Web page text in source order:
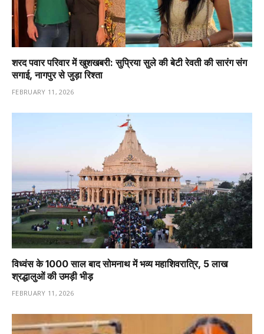
शरद पवार परिवार में खुशखबरी: सुप्रिया सुले की बेटी रेवती की सारंग संग
सगाई, नागपुर से जुड़ा रिश्ता
FEBRUARY 11, 2026
विध्वंस के 1000 साल बाद सोमनाथ में भव्य महाशिवरात्रि, 5 लाख
श्रद्धालुओं की उमड़ी भीड़
FEBRUARY 11, 2026